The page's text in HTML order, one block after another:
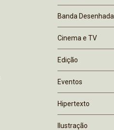
Banda Desenhada
Cinema e TV
Edição
Eventos
Hipertexto
Ilustração